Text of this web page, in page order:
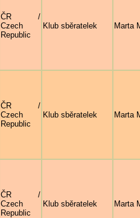
ČR /
Czech
Republic
Klub sběratelek Marta
ČR /
Czech
Republic
Klub sběratelek Marta
ČR /
Czech
Republic
Klub sběratelek Marta